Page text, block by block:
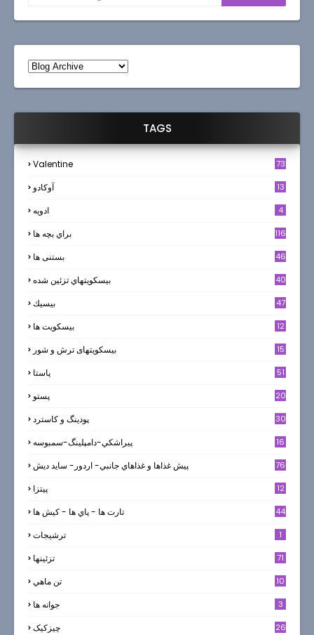
TAGS
Valentine 73
آوکادو 13
ادويه 4
براي بچه ها 116
بستنی ها 46
بيسكويتهاي تزئين شده 40
بيسيك 47
بیسکویت ها
12
بیسکویتهای ترش و شور 15
پاستا 51
پستو 20
پودینگ و کاسترد 30
پيراشكي-دامپلينگ-سمبوسه 16
پيش غذاها و غذاهاي جانبي- اردور- سايد ديش 76
پیتزا 12
تارت ها - پاي ها - كيش ها 44
ترشيجات 1
تزئینها 71
تن ماهي 10
جوانه ها 3
چیزکیک 26